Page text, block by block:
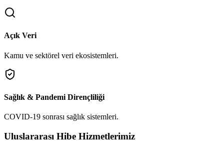
Açık Veri
Kamu ve sektörel veri ekosistemleri.
Sağlık & Pandemi Dirençliliği
COVID-19 sonrası sağlık sistemleri.
Uluslararası Hibe Hizmetlerimiz